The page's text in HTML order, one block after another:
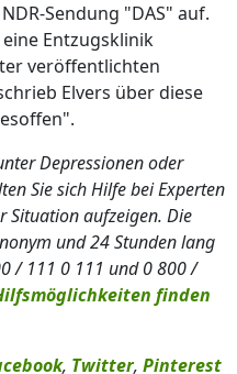
Sendung "DAS" auf.
Entzugsklinik
veröffentlichten
Elvers über diese
Depressionen oder
Sie sich Hilfe bei Experten
Situation aufzeigen. Die
und 24 Stunden lang
/ 111 0 111 und 0 800 /
finden
, Twitter, Pinterest